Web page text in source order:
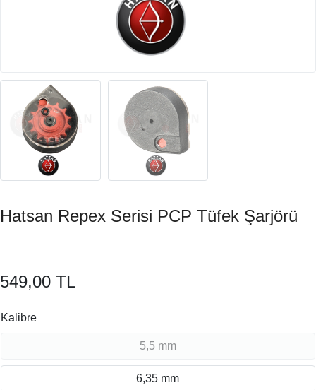
Hatsan Repex Serisi PCP Tüfek Şarjörü
549,00 TL
Kalibre
5,5 mm
6,35 mm